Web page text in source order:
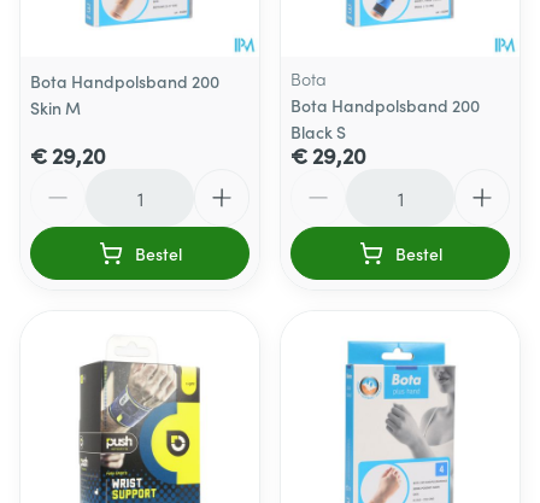
Bota Handpolsband 200
Skin M
€ 29,20
Bestel
Bota
Bota Handpolsband 200
Black S
€ 29,20
Bestel